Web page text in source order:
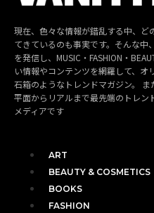
現在、色々な情報が錯乱する中、ど
てきているのも事実です。そんな
を発信し、MUSIC・FASHION・
い情報やコンテンツを網羅して、オ
石箱のようなトレンドマガジン。
平面からリアルまで最先端のトレン
メディアです
ART
BEAUTY & COSMETICS
BOOKS
FASHION